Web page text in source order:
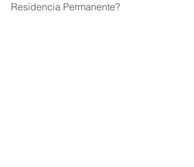
Residencia Permanente?